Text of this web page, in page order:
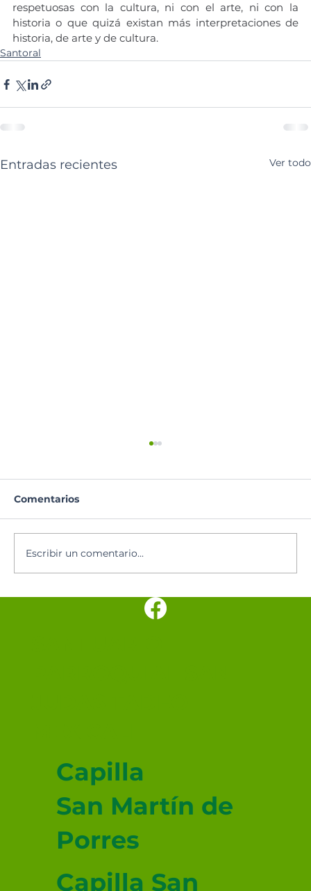
respetuosas con la cultura, ni con el arte, ni con la
historia o que quizá existan más interpretaciones de
historia, de arte y de cultura.
Santoral
Entradas recientes Ver todo
Comentarios
Escribir un comentario...
Capilla
San Martín de
Porres
Capilla San